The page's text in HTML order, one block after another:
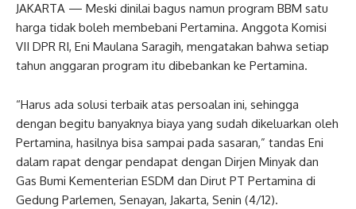
JAKARTA — Meski dinilai bagus namun program BBM satu
harga tidak boleh membebani Pertamina. Anggota Komisi
VII DPR RI, Eni Maulana Saragih, mengatakan bahwa setiap
tahun anggaran program itu dibebankan ke Pertamina.
“Harus ada solusi terbaik atas persoalan ini, sehingga
dengan begitu banyaknya biaya yang sudah dikeluarkan oleh
Pertamina, hasilnya bisa sampai pada sasaran,” tandas Eni
dalam rapat dengar pendapat dengan Dirjen Minyak dan
Gas Bumi Kementerian ESDM dan Dirut PT Pertamina di
Gedung Parlemen, Senayan, Jakarta, Senin (4/12).